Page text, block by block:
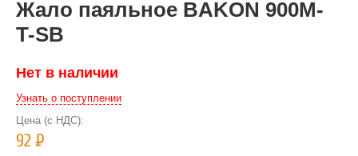
Жало паяльное BAKON 900M-
T-SB
Нет в наличии
Узнать о поступлении
Цена (с НДС):
92Р